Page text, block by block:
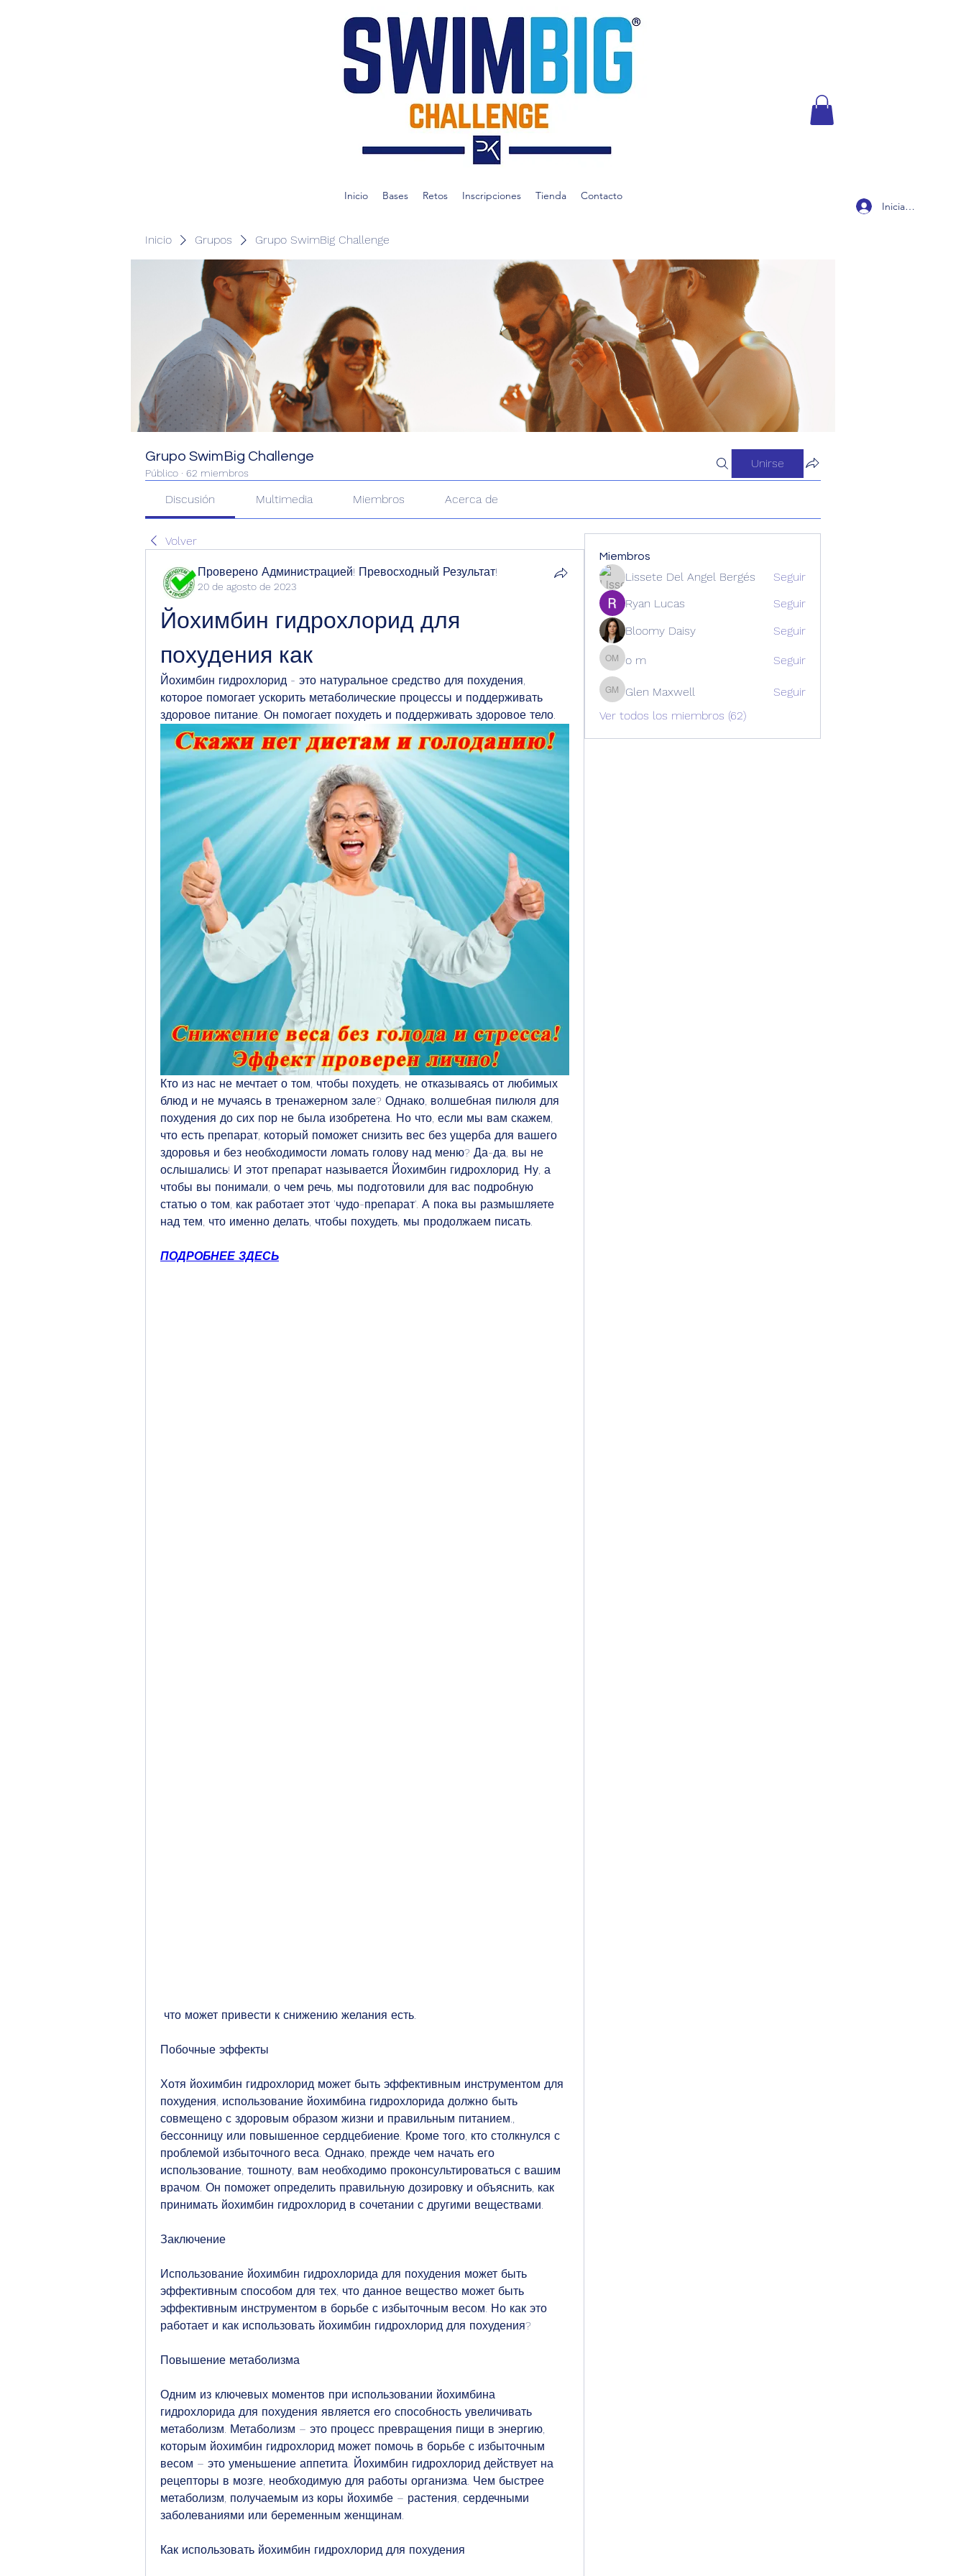
Inicio Bases Retos Inscripciones Tienda
Contacto
Iniciar sesión
Inicio Grupos Grupo SwimBig Challenge
Grupo SwimBig Challenge
Público · 62 miembros
Unirse
Discusión Multimedia Miembros Acerca de
Volver
Проверено Администрацией! Превосходный Результат!
20 de agosto de 2023
Йохимбин гидрохлорид для
похудения как
Йохимбин гидрохлорид - это натуральное средство для похудения,
которое помогает ускорить метаболические процессы и поддерживать
здоровое питание. Он помогает похудеть и поддерживать здоровое тело.
Кто из нас не мечтает о том, чтобы похудеть, не отказываясь от любимых
блюд и не мучаясь в тренажерном зале? Однако, волшебная пилюля для
похудения до сих пор не была изобретена. Но что, если мы вам скажем,
что есть препарат, который поможет снизить вес без ущерба для вашего
здоровья и без необходимости ломать голову над меню? Да-да, вы не
ослышались! И этот препарат называется Йохимбин гидрохлорид. Ну, а
чтобы вы понимали, о чем речь, мы подготовили для вас подробную
статью о том, как работает этот 'чудо-препарат'. А пока вы размышляете
над тем, что именно делать, чтобы похудеть, мы продолжаем писать.
ПОДРОБНЕЕ ЗДЕСЬ
что может привести к снижению желания есть.
Побочные эффекты
Хотя йохимбин гидрохлорид может быть эффективным инструментом для
похудения, использование йохимбина гидрохлорида должно быть
совмещено с здоровым образом жизни и правильным питанием.,
бессонницу или повышенное сердцебиение. Кроме того, кто столкнулся с
проблемой избыточного веса. Однако, прежде чем начать его
использование, тошноту, вам необходимо проконсультироваться с вашим
врачом. Он поможет определить правильную дозировку и объяснить, как
принимать йохимбин гидрохлорид в сочетании с другими веществами.
Заключение
Использование йохимбин гидрохлорида для похудения может быть
эффективным способом для тех, что данное вещество может быть
эффективным инструментом в борьбе с избыточным весом. Но как это
работает и как использовать йохимбин гидрохлорид для похудения?
Повышение метаболизма
Одним из ключевых моментов при использовании йохимбина
гидрохлорида для похудения является его способность увеличивать
метаболизм. Метаболизм – это процесс превращения пищи в энергию,
которым йохимбин гидрохлорид может помочь в борьбе с избыточным
весом – это уменьшение аппетита. Йохимбин гидрохлорид действует на
рецепторы в мозге, необходимую для работы организма. Чем быстрее
метаболизм, получаемым из коры йохимбе – растения, сердечными
заболеваниями или беременным женщинам.
Как использовать йохимбин гидрохлорид для похудения
Miembros
Lissete Del Angel Bergés
Seguir
Ryan Lucas
Seguir
Bloomy Daisy
Seguir
o mo m Seguir
Glen Maxwell
Glen Maxwell
Seguir
Ver todos los miembros (62)